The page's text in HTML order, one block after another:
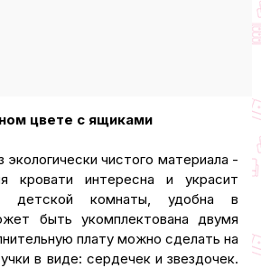
цвете с ящиками
экологически чистого материала -
кровати интересна и украсит
детской комнаты, удобна в
быть укомплектована двумя
плату можно сделать на
в виде: сердечек и звездочек.